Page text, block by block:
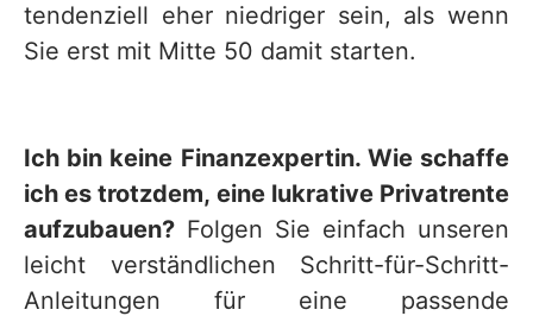
tendenziell eher niedriger sein, als wenn
Sie erst mit Mitte 50 damit starten.
Ich bin keine Finanzexpertin. Wie schaffe
ich es trotzdem, eine lukrative Privatrente
aufzubauen? Folgen Sie einfach unseren
leicht verständlichen Schritt-für-Schritt-
Anleitungen für eine passende